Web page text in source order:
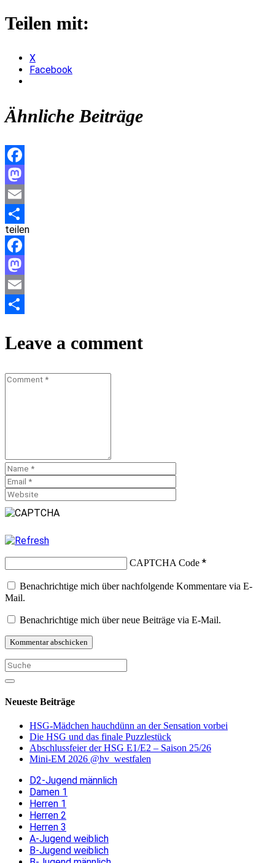
Teilen mit:
X
Facebook
Ähnliche Beiträge
Facebook
Mastodon
Email
Teilen
teilen
Facebook
Mastodon
Email
Leave a comment
CAPTCHA Code *
Benachrichtige mich über nachfolgende Kommentare via E-
Mail.
Benachrichtige mich über neue Beiträge via E-Mail.
Neueste Beiträge
HSG-Mädchen hauchdünn an der Sensation vorbei
Die HSG und das finale Puzzlestück
Abschlussfeier der HSG E1/E2 – Saison 25/26
Mini-EM 2026 @hv_westfalen
D2-Jugend männlich
Damen 1
Herren 1
Herren 2
Herren 3
A-Jugend weiblich
B-Jugend weiblich